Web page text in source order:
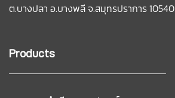
ต.บางปลา อ.บางพลีจ.สมุทรปราการ 10540
Products